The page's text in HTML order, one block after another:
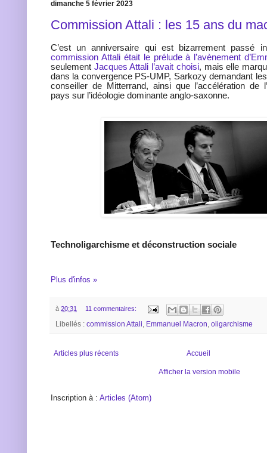
dimanche 5 février 2023
Commission Attali : les 15 ans du
C’est un anniversaire qui est bizarrement passé
commission Attali était le prélude à l’avènement
seulement Jacques Attali l’avait choisi, mais elle
dans la convergence PS-UMP, Sarkozy demandant
conseiller de Mitterrand, ainsi que l’accélération de
pays sur l’idéologie dominante anglo-saxonne.
Technoligarchisme et déconstruction sociale
Plus d'infos »
à 20:31 11 commentaires:
Libellés : commission Attali Emmanuel Macron oligarchisme
Articles plus récents Accueil
Afficher la version mobile
Inscription à : Articles (Atom)